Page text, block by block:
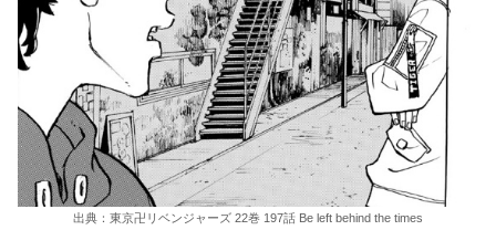
出典：東京卍リベンジャーズ 22巻 197話 Be left behind the times